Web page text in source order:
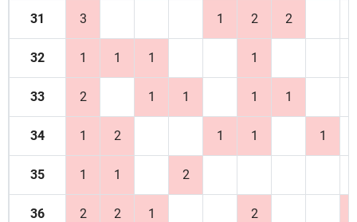
31 3 1 2 2
32 1 1 1 1
33 2 1 1 1 1
34 1 2 1 1 1
35 1 1 2
36 2 2 1 2